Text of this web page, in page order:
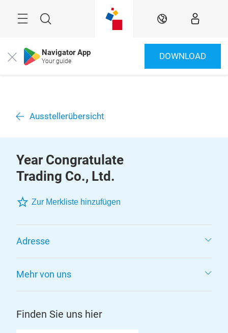
Suche DE
Close Navigator App
Your guide DOWNLOAD
Ausstellerübersicht
Year Congratulate
Trading Co., Ltd.
Zur Merkliste hinzufügen
Adresse
Mehr von uns
Finden Sie uns hier